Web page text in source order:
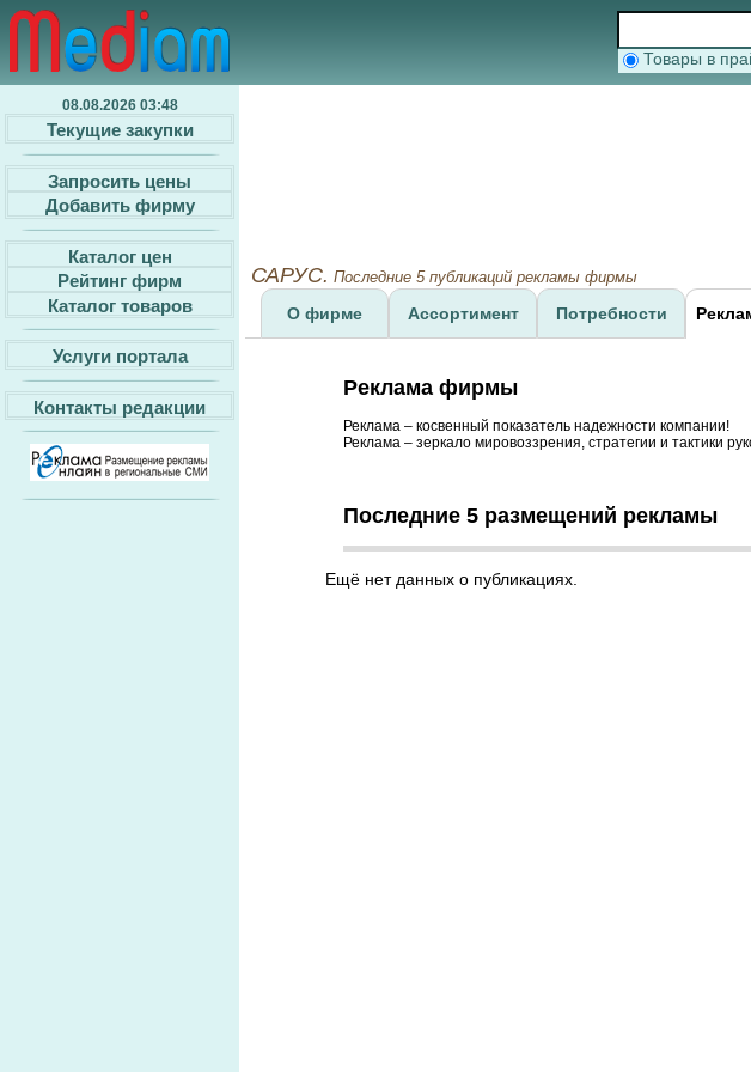
Товары в
08.08.2026 03:48
Текущие закупки
Запросить цены
Добавить фирму
Каталог цен
Рейтинг фирм
Каталог товаров
Услуги портала
Контакты редакции
САРУС. Последние 5 публикаций рекламы фирмы
О фирме Ассортимент Потребности
Реклама фирмы
Реклама – косвенный показатель надежности компании!
Реклама – зеркало мировоззрения, стратегии и тактики
Последние 5 размещений рекламы
Ещё нет данных о публикациях.